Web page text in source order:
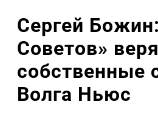
Сергей
Советов»
собственные
Волга Ньюс